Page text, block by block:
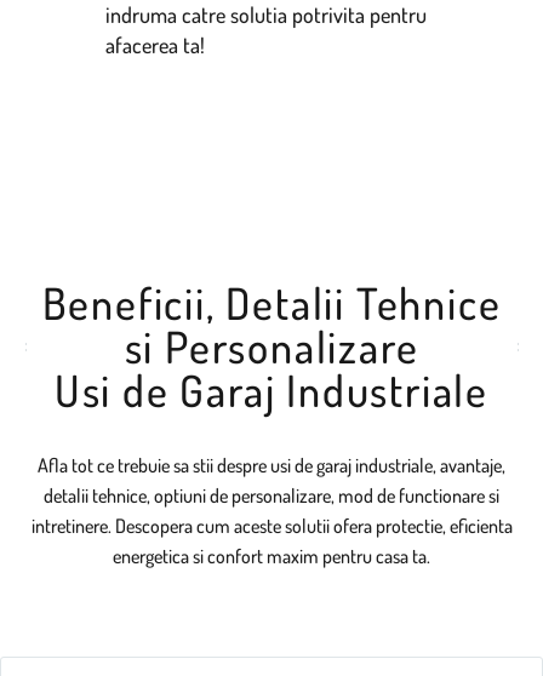
indruma catre solutia potrivita pentru
afacerea ta!
Beneficii, Detalii Tehnice
si Personalizare
Usi de Garaj Industriale
Afla tot ce trebuie sa stii despre usi de garaj industriale, avantaje,
detalii tehnice, optiuni de personalizare, mod de functionare si
intretinere. Descopera cum aceste solutii ofera protectie, eficienta
energetica si confort maxim pentru casa ta.